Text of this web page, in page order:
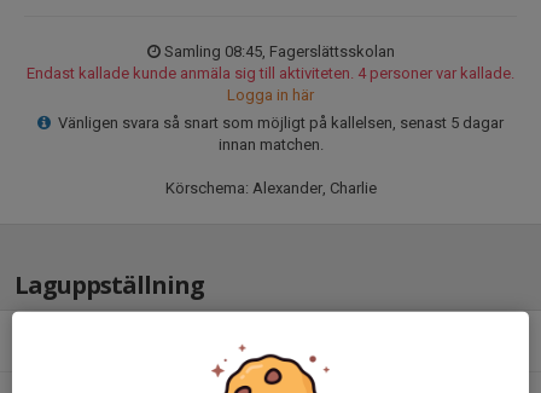
Samling 08:45, Fagerslättsskolan
Endast kallade kunde anmäla sig till aktiviteten. 4 personer var kallade.
Logga in här
Vänligen svara så snart som möjligt på kallelsen, senast 5 dagar
innan matchen.
Körschema: Alexander, Charlie
Laguppställning